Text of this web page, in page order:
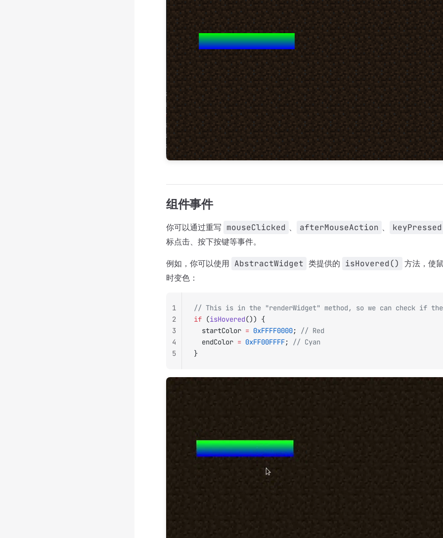
组件事件
你可以通过重写 mouseClicked afterMouseAction keyPressed
标点击、按下按键等事件。
例如，你可以使用 AbstractWidget 类提供的 isHovered()
方法，使
时变色：
// This is in the "renderWidget" method, so we can check if
if (isHovered()) {
	startColor
= 0xFFFF0000; // Red
	endColor
= 0xFF00FFFF; // Cyan
}
1
2
3
4
5